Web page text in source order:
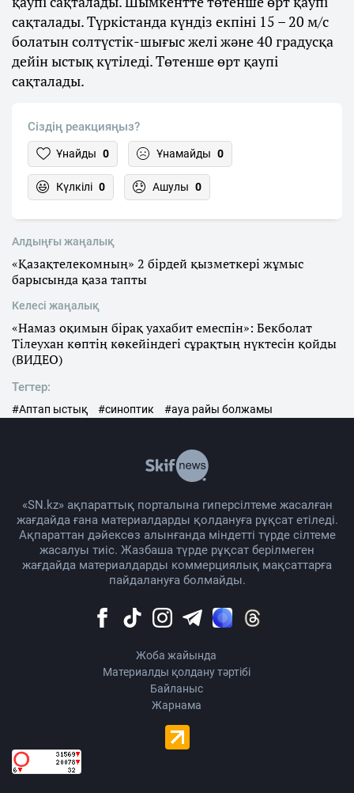
сақталады. Түркістанда күндіз екпіні 15 – 20 м/с
болатын солтүстік-шығыс желі және 40 градусқа
дейін ыстық күтіледі. Төтенше өрт қаупі
сақталады.
Сіздің реакцияңыз?
Ұнайды 0 Ұнамайды 0
Күлкілі 0 Ашулы 0
Алдыңғы жаңалық
«Қазақтелекомның» 2 бірдей қызметкері жұмыс
барысында қаза тапты
Келесі жаңалық
«Намаз оқимын бірақ уахабит емеспін»: Бекболат
Тілеухан көптің көкейіндегі сұрақтың нүктесін қойды
(ВИДЕО)
Тегтер:
#Аптап ыстық #синоптик #ауа райы болжамы
«SN.kz» ақпараттық порталына гиперсілтеме жасалған
жағдайда ғана материалдарды қолдануға рұқсат етіледі.
Ақпараттан дәйексөз алынғанда міндетті түрде сілтеме
жасалуы тиіс. Жазбаша түрде рұқсат берілмеген
жағдайда материалдарды коммерциялық мақсаттарға
пайдалануға болмайды.
Жоба жайында
Материалды қолдану тәртібі
Байланыс
Жарнама